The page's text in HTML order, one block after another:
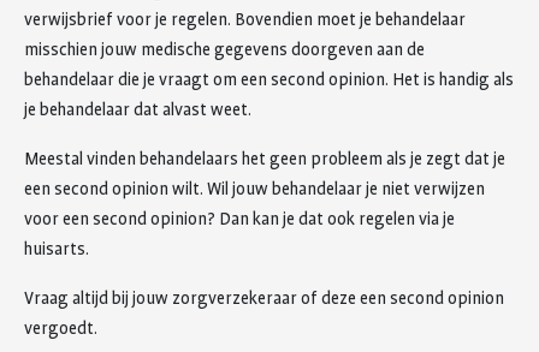
verwijsbrief voor je regelen. Bovendien moet je behandelaar
misschien jouw medische gegevens doorgeven aan de
behandelaar die je vraagt om een second opinion. Het is handig als
je behandelaar dat alvast weet.
Meestal vinden behandelaars het geen probleem als je zegt dat je
een second opinion wilt. Wil jouw behandelaar je niet verwijzen
voor een second opinion? Dan kan je dat ook regelen via je
huisarts.
Vraag altijd bij jouw zorgverzekeraar of deze een second opinion
vergoedt.